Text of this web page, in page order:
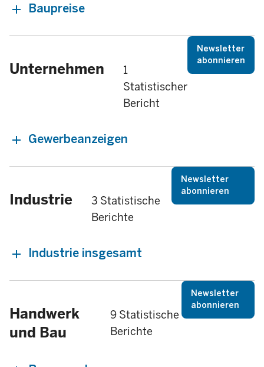
Baupreise
Unternehmen
1
Statistischer
Bericht
Newsletter
abonnieren
Gewerbeanzeigen
Industrie
3 Statistische
Berichte
Newsletter
abonnieren
Industrie insgesamt
Handwerk
und Bau
9 Statistische
Berichte
Newsletter
abonnieren